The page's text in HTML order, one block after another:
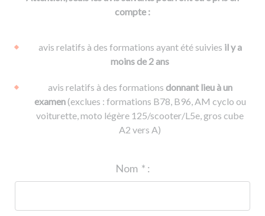
compte :
avis relatifs à des formations ayant été suivies il y a
moins de 2 ans
avis relatifs à des formations donnant lieu à un
examen(exclues : formations B78, B96, AM cyclo ou
voiturette, moto légère 125/scooter/L5e, gros cube
A2 vers A)
* :